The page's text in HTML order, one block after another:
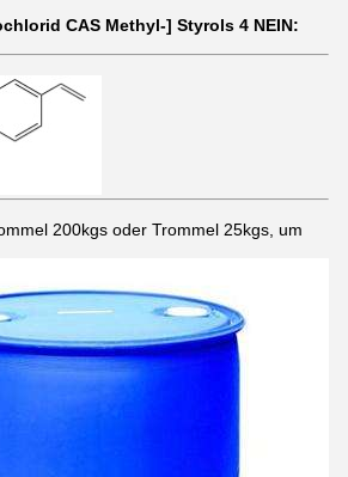
CAS Methyl-] Styrols 4 NEIN:
200kgs oder Trommel 25kgs, um